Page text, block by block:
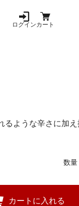
ログインカート
ような辛さに加
数量
カートに入れる